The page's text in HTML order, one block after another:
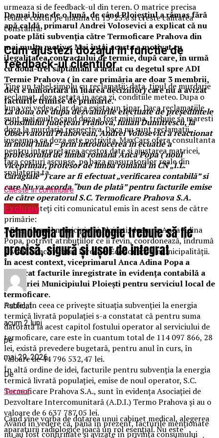
De mai bine de o lună, de când Ploieştiul a rămas fără
apă caldă, primarul Andrei Volosevici a explicat că nu
poate plăti subvenţia către Termoficare Prahova din
mai multe motive. Mai întâi acesta a motivat cu
ilegalitatea contractului de termie, după care, în urmă
cu două-trei săptămâni a arătat cu degetul spre ADI
Termie Prahova ( în care primăria are doar 3 membrii,
deci e minoritară în luarea deciziilor) care nu a avizat
facturile trimise de primărie.
La doua ore dupa dezvaluirile efectuate de președintele
Consiliului Județean Prahova, Iulian Dumitrescu, la
Observatorul Prahovean, Andrei Volosevici a reactionat
in mold hilar – prin introducerea in ecuatie a
profesorului de limba română Anca Popa ( noul
viceprimar, profesor de limba română în CN „I.L.
Caragiale” ) care ar fi efectuat „verificarea contabilă” si
care Nu va acorda “bun de plată” pentru facturile emise
de către operatorul S.C. Termoficare Prahova S.A.
Mai jos puteţi citi comunicatul emis în acest sens de către
primărie:
„Viceprimarul municipiului Ploiești, doamna Anca Adina
Popa, potrivit atribuțiilor ce îi revin, coordonează, îndrumă
și verifică activitatea Direcției Economice a municipalității.
În acest context, viceprimarul Anca Adina Popa a
verificat facturile înregistrate în evidența contabilă a
Primăriei Municipiului Ploiești pentru serviciul local de
termoficare.
Astfel, în ceea ce privește situația subvenției la energia
termică livrată populației s-a constatat că pentru suma
datorată la acest capitol fostului operator al serviciului de
termoficare, care este în cuantum total de 114 097 866, 28
lei, există prevedere bugetară, pentru anul în curs, în
valoare de 44 796 532,47 lei.
În altă ordine de idei, facturile pentru subvenția la energia
termică livrată populației, emise de noul operator, S.C.
Termoficare Prahova S.A., sunt în evidența Asociației de
Dezvoltare Intercomunitară (A.D.I.) Termo Prahova și au o
valoare de 6 637 787,05 lei.
Având în vedere că, până în prezent, facturile menționate
nu au fost confirmate și avizate în privința consumului
urmeaza si de feedback-ul din teren. O matrice precisa
reduce costul pe masina cu 15-25% si creste calitatea
constanta.
Cum ajustezi dozajul in functie de
feedback-ul clientilor
Tine un tabel simplu cu reclamatii: data, tipul de murdarie
reclamat, doza setata in acea zi, conditiile meteo. Dupa o
luna vei vedea clar daca exista un tipar. Daca reclamatiile
sunt mai multe cand doza a fost minima, trebuie sa maresti
doza la murdaria respectiva. Daca nu sunt reclamatii,
inseamna ca doza este potrivita. MaxCars ofera consultanta
pentru interpretarea acestor date si ajustarea matricei,
fara costuri ascunse, pe baza masuratorilor reale din
spalatoria ta.
Citeste in continuare
Exclusiv
Tehnologia din radiologie trebuie să fie
precisă, sigură și ușor de integrat
Publicat
acum 2 luni
pe
mai 29, 2026
De
Succes
Când vine vorba de dotarea unui cabinet medical, alegerea
aparaturii radiologice joacă un rol esențial. Nu este